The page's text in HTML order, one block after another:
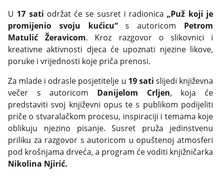
U 17 sati održat će se susret i radionica „Puž koji je
promijenio svoju kućicu“s autoricom Petrom
Matulić Žeravicom. Kroz razgovor o slikovnici i
kreativne aktivnosti djeca će upoznati njezine likove,
poruke i vrijednosti koje priča prenosi.
Za mlade i odrasle posjetitelje u 19 sati slijedi književna
večer s autoricom Danijelom Crljen, koja će
predstaviti svoj književni opus te s publikom podijeliti
priče o stvaralačkom procesu, inspiraciji i temama koje
oblikuju njezino pisanje. Susret pruža jedinstvenu
priliku za razgovor s autoricom u opuštenoj atmosferi
pod krošnjama drveća, a program će voditi knjižničarka
Nikolina Njirić.